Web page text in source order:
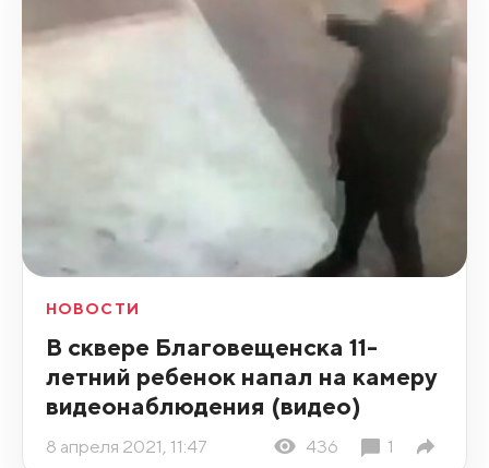
НОВОСТИ
В сквере Благовещенска 11-
летний ребенок напал на камеру
видеонаблюдения (видео)
8 апреля 2021, 11:47 436 1